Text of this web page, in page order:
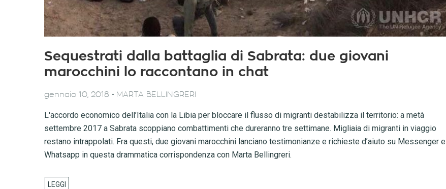
Sequestrati dalla battaglia di Sabrata: due giovani
marocchini lo raccontano in chat
gennaio 10, 2018 - MARTA BELLINGRERI
L'accordo economico dell’Italia con la Libia per bloccare il flusso di migranti destabilizza il territorio: a metà
settembre 2017 a Sabrata scoppiano combattimenti che dureranno tre settimane. Migliaia di migranti in viaggio
restano intrappolati. Fra questi, due giovani marocchini lanciano testimonianze e richieste d’aiuto su Messenger e
Whatsapp in questa drammatica corrispondenza con Marta Bellingreri.